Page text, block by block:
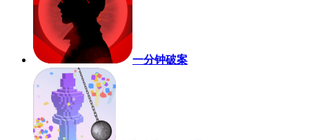
一分钟破案